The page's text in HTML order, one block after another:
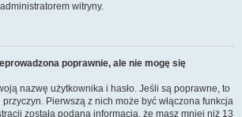
witryny.
poprawnie, ale nie mogę się
nazwę użytkownika i hasło. Jeśli są poprawne, to
Pierwszą z nich może być włączona funkcja
została podana informacja, że masz mniej niż 13